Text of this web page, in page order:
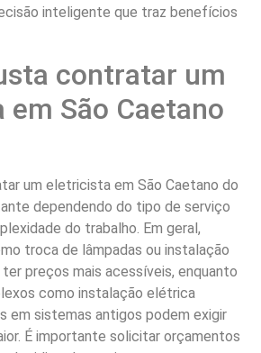
inteligente que traz benefícios
contratar um
São Caetano
um eletricista em São Caetano do
dependendo do tipo de serviço
do trabalho. Em geral,
troca de lâmpadas ou instalação
preços mais acessíveis, enquanto
como instalação elétrica
em sistemas antigos podem exigir
É importante solicitar orçamentos